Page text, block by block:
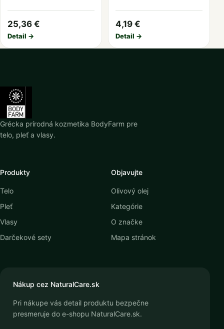
25,36 €
Detail →
4,19 €
Detail →
Grécka prírodná kozmetika BodyFarm pre
telo, pleť a vlasy.
Produkty
Telo
Pleť
Vlasy
Darčekové sety
Objavujte
Olivový olej
Kategórie
O značke
Mapa stránok
Nákup cez NaturalCare.sk
Pri nákupe vás detail produktu bezpečne
presmeruje do e-shopu NaturalCare.sk.